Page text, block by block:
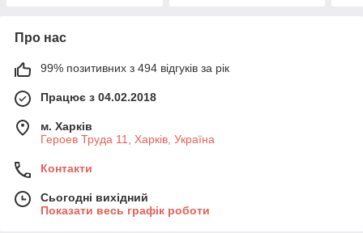
Про нас
99% позитивних з 494 відгуків за рік
Працює з 04.02.2018
м. Харків
Героев Труда 11, Харків, Україна
Контакти
Сьогодні вихідний
Показати весь графік роботи